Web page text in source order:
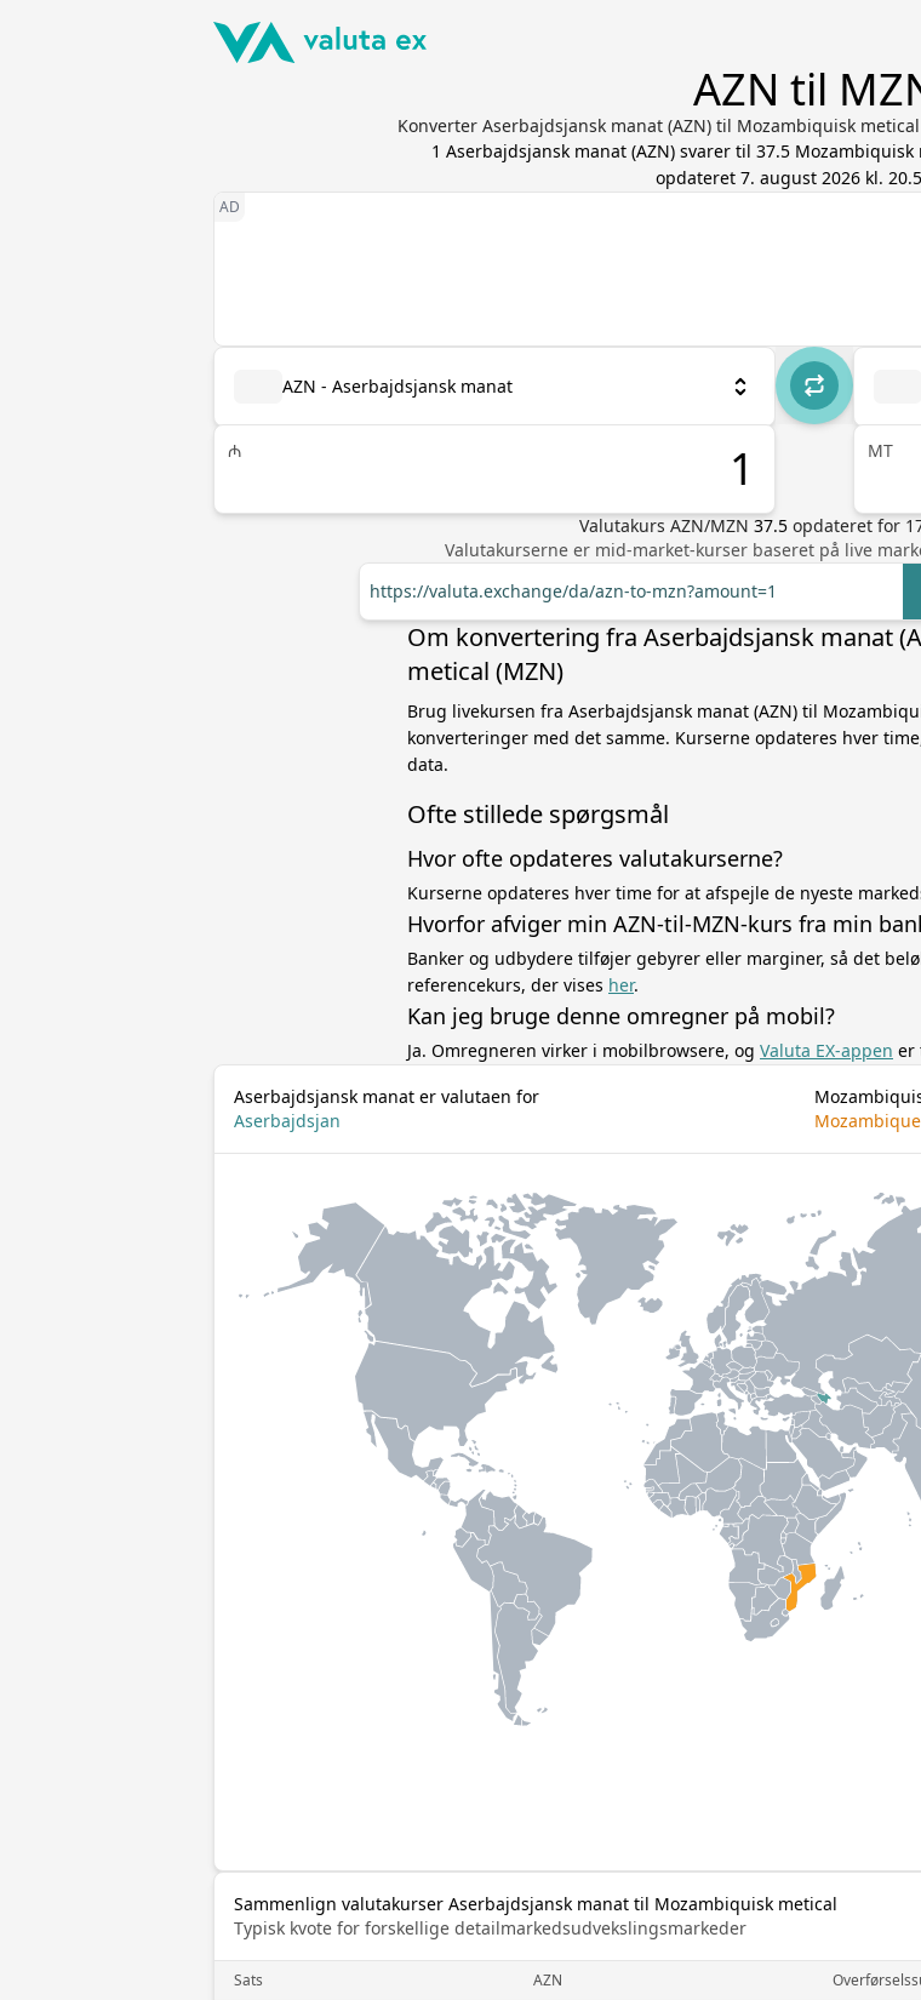
AZN til
Konverter Aserbajdsjansk manat (AZN) til Mozambiquisk
1 Aserbajdsjansk manat(AZN) svarer til 37.5 Mozambiquisk
opdateret 7. august 2026 kl.
AZN - Aserbajdsjansk manat
₼ MT
Valutakurs AZN/MZN 37.5 opdateret for
Valutakurserne er mid-market-kurser baseret på live
https://valuta.exchange/da/azn-to-mzn?amount=1
Om konvertering fra Aserbajdsjansk manat
metical (MZN)
Brug livekursen fra Aserbajdsjansk manat (AZN) til
konverteringer med det samme. Kurserne opdateres hver
data.
Ofte stillede spørgsmål
Hvor ofte opdateres valutakurserne?
Kurserne opdateres hver time for at afspejle de nyeste
Hvorfor afviger min AZN-til-MZN-kurs fra min
Banker og udbydere tilføjer gebyrer eller marginer, så det
referencekurs, der vises her.
Kan jeg bruge denne omregner på mobil?
Ja. Omregneren virker i mobilbrowsere, og Valuta EX-appen er
Aserbajdsjansk manat er valutaen for
Aserbajdsjan
Mozambique
Sammenlign valutakurser Aserbajdsjansk manat til Mozambiquisk metical
Typisk kvote for forskellige detailmarkedsudvekslingsmarkeder
Sats AZN